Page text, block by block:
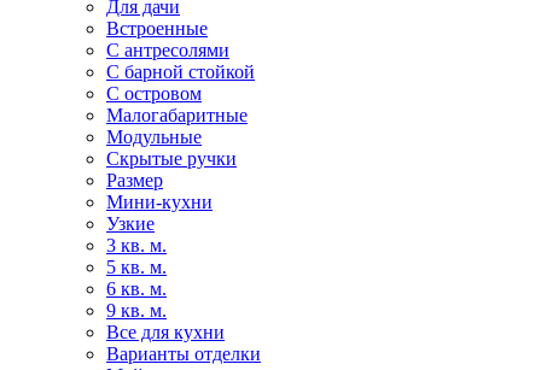
Для дачи
Встроенные
С антресолями
С барной стойкой
С островом
Малогабаритные
Модульные
Скрытые ручки
Размер
Мини-кухни
Узкие
3 кв. м.
5 кв. м.
6 кв. м.
9 кв. м.
Все для кухни
Варианты отделки